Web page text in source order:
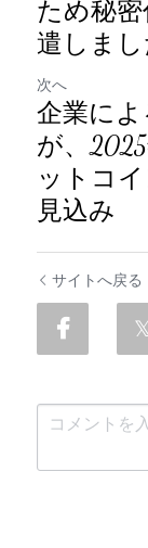
ため秘
遣しまし
次へ
企業に
が、
ットコ
見込み
サイトへ戻る